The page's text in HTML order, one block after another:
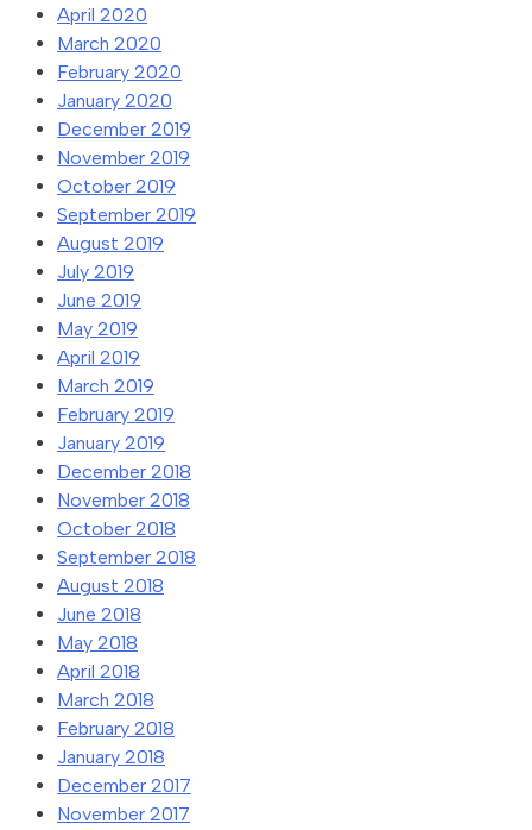
April 2020
March 2020
February 2020
January 2020
December 2019
November 2019
October 2019
September 2019
August 2019
July 2019
June 2019
May 2019
April 2019
March 2019
February 2019
January 2019
December 2018
November 2018
October 2018
September 2018
August 2018
June 2018
May 2018
April 2018
March 2018
February 2018
January 2018
December 2017
November 2017